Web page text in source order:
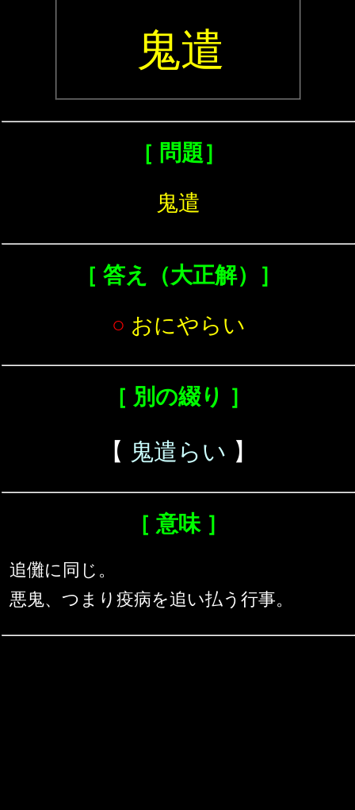
鬼遣
［ 問題］
鬼遣
［ 答え（大正解）］
○ おにやらい
［ 別の綴り ］
【 鬼遣らい 】
［ 意味 ］
追儺に同じ。
悪鬼、つまり疫病を追い払う行事。